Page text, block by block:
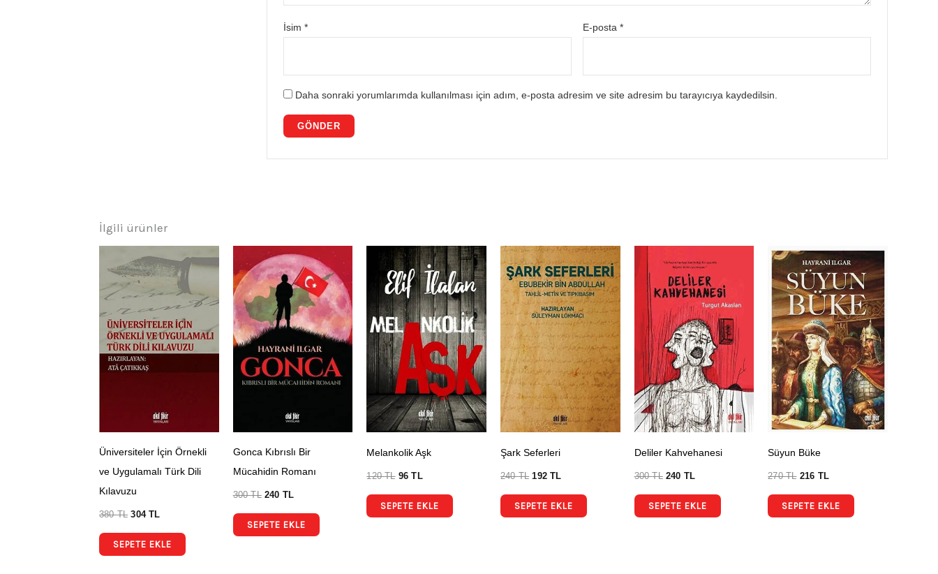
İsim* E-posta*
Daha sonraki yorumlarımda kullanılması için adım, e-posta adresim ve site adresim bu tarayıcıya kaydedilsin.
İlgili ürünler
Üniversiteler İçin Örnekli
ve Uygulamalı Türk Dili
Kılavuzu
380TL 304TL
SEPETE EKLE
Gonca Kıbrıslı Bir
Mücahidin Romanı
300TL 240 TL
SEPETE EKLE
Melankolik Aşk
120TL 96TL
SEPETE EKLE
Şark Seferleri
240TL 192TL
SEPETE EKLE
Deliler Kahvehanesi
300TL 240 TL
SEPETE EKLE
Süyun Büke
270TL 216 TL
SEPETE EKLE